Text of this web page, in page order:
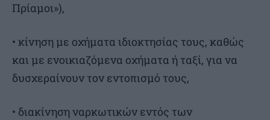
Πρίαμοι»),
• κίνηση με οχήματα ιδιοκτησίας τους, καθώς
και με ενοικιαζόμενα οχήματα ή ταξί, για να
δυσχεραίνουν τον εντοπισμό τους,
• διακίνηση ναρκωτικών εντός των